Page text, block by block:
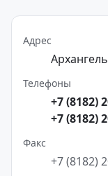
Адрес
Телефоны
+7 (8182)
+7 (8182)
Факс
+7 (8182)